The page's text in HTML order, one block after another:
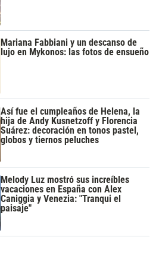
Mariana Fabbiani y un descanso de
lujo en Mykonos: las fotos de ensueño
Así fue el cumpleaños de Helena, la
hija de Andy Kusnetzoff y Florencia
Suárez: decoración en tonos pastel,
globos y tiernos peluches
Melody Luz mostró sus increíbles
vacaciones en España con Alex
Caniggia y Venezia: "Tranqui el
paisaje"